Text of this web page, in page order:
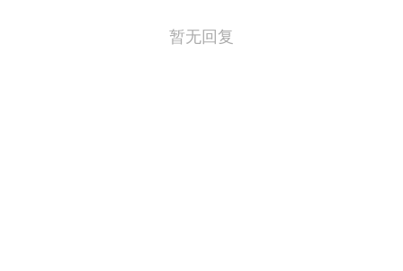
暂无回复